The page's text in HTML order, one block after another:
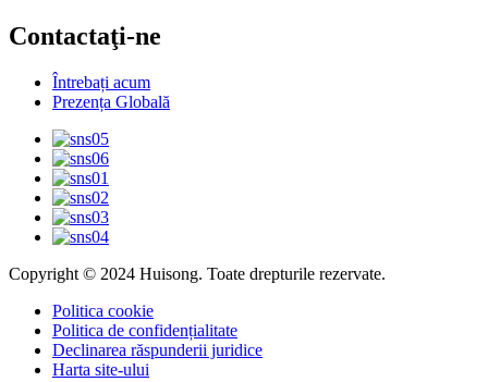
Contactaţi-ne
Întrebați acum
Prezența Globală
Copyright © 2024 Huisong. Toate drepturile rezervate.
Politica cookie
Politica de confidențialitate
Declinarea răspunderii juridice
Harta site-ului